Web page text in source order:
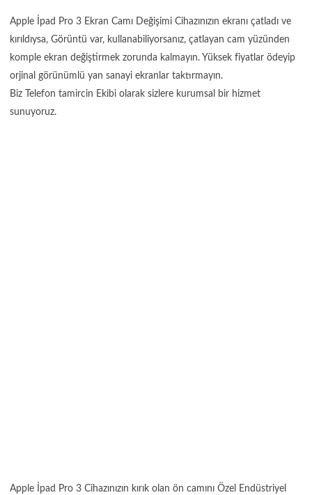
Apple İpad Pro 3 Ekran Camı Değişimi Cihazınızın ekranı çatladı ve
kırıldıysa, Görüntü var, kullanabiliyorsanız, çatlayan cam yüzünden
komple ekran değiştirmek zorunda kalmayın. Yüksek fiyatlar ödeyip
orjinal görünümlü yan sanayi ekranlar taktırmayın.
Biz Telefon tamircin Ekibi olarak sizlere kurumsal bir hizmet
sunuyoruz.
Apple İpad Pro 3 Cihazınızın kırık olan ön camını Özel Endüstriyel